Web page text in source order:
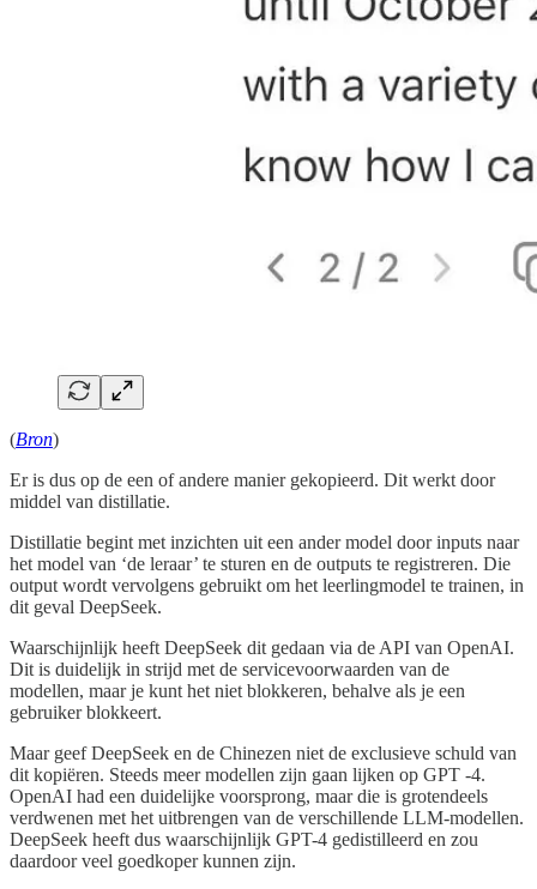
(Bron)
Er is dus op de een of andere manier gekopieerd. Dit werkt door
middel van distillatie.
Distillatie begint met inzichten uit een ander model door inputs naar
het model van ‘de leraar’ te sturen en de outputs te registreren. Die
output wordt vervolgens gebruikt om het leerlingmodel te trainen, in
dit geval DeepSeek.
Waarschijnlijk heeft DeepSeek dit gedaan via de API van OpenAI.
Dit is duidelijk in strijd met de servicevoorwaarden van de
modellen, maar je kunt het niet blokkeren, behalve als je een
gebruiker blokkeert.
Maar geef DeepSeek en de Chinezen niet de exclusieve schuld van
dit kopiëren. Steeds meer modellen zijn gaan lijken op GPT -4.
OpenAI had een duidelijke voorsprong, maar die is grotendeels
verdwenen met het uitbrengen van de verschillende LLM-modellen.
DeepSeek heeft dus waarschijnlijk GPT-4 gedistilleerd en zou
daardoor veel goedkoper kunnen zijn.